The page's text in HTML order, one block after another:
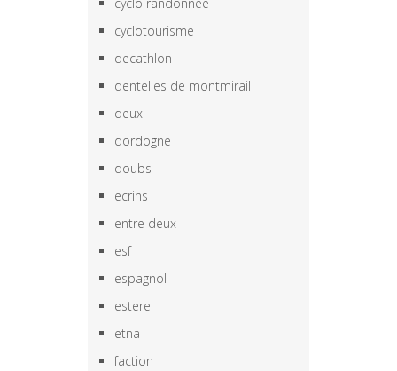
cyclotourisme
decathlon
dentelles de montmirail
deux
dordogne
doubs
ecrins
entre deux
esf
espagnol
esterel
etna
faction